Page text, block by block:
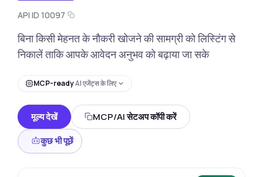
API ID 10097
बिना किसी मेहनत के नौकरी खोजने की सामग्री को लिस्टिंग से
निकालें ताकि आपके आवेदन अनुभव को बढ़ाया जा सके
MCP-readyAI एजेंट्स के लिए
मूल्य देखें
MCP/AI सेटअप कॉपी करें
कुछ भी पूछें